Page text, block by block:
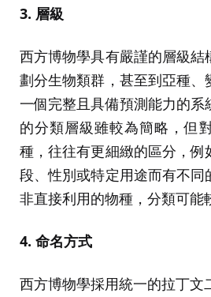
3. 層級
西方博物學具有嚴謹的層級
劃分生物類群，甚至到亞種、
一個完整且具備預測能力的系
的分類層級雖較為簡略，但
種，往往有更細緻的區分，
段、性別或特定用途而有不
非直接利用的物種，分類可能
4. 命名方式
西方博物學採用統一的拉丁文